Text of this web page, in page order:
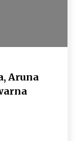
Aruna